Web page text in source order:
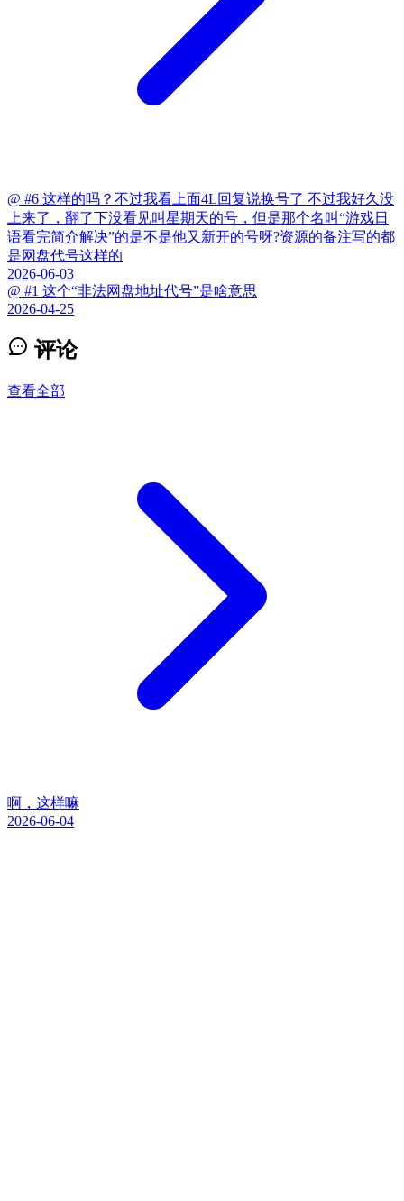
@ #6 这样的吗？不过我看上面4L回复说换号了 不过我好久没
上来了，翻了下没看见叫星期天的号，但是那个名叫“游戏日
语看完简介解决”的是不是他又新开的号呀?资源的备注写的都
是网盘代号这样的
2026-06-03
@ #1 这个“非法网盘地址代号”是啥意思
2026-04-25
评论
查看全部
啊，这样嘛
2026-06-04